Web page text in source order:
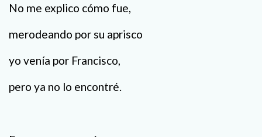
No me explico cómo fue,
merodeando por su aprisco
yo venía por Francisco,
pero ya no lo encontré.